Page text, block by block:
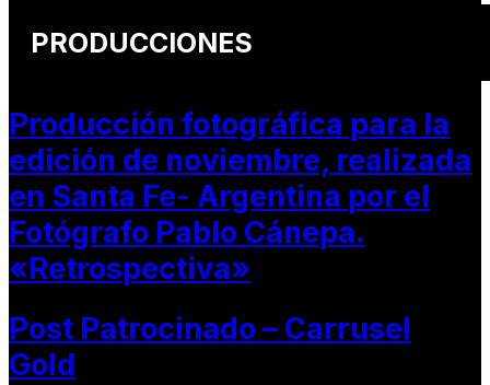
PRODUCCIONES
Producción fotográfica para la
edición de noviembre, realizada
en Santa Fe- Argentina por el
Fotógrafo Pablo Cánepa.
«Retrospectiva»
Post Patrocinado – Carrusel
Gold